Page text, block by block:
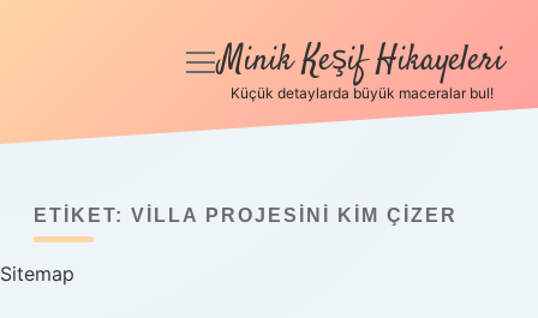
Anasayfa
Yasal Uyarı
menüyü
Minik Keşif Hikayeleri
Küçük detaylarda büyük maceralar bul!
ETIKET: VILLA PROJESINI KIM ÇIZER
Sitemap